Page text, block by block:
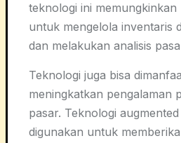
teknologi ini
untuk mengelola inventaris
dan melakukan analisis
Teknologi juga bisa
meningkatkan pengalaman
pasar. Teknologi
digunakan untuk